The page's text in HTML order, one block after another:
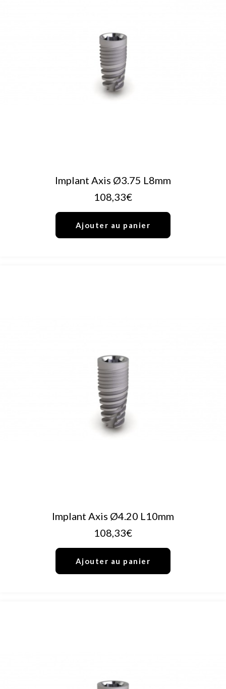
AJOUTER AU PANIER
Implant Axis Ø3.75 L8mm
108,33€
Ajouter au panier
AJOUTER AU PANIER
Implant Axis Ø4.20 L10mm
108,33€
Ajouter au panier